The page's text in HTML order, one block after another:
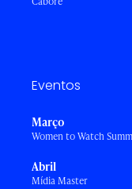
Eventos
Março
Women to Watch
Abril
Mídia Master